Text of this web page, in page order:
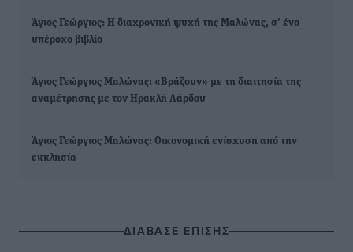
Άγιος Γεώργιος: Η διαχρονική ψυχή της Μαλώνας, σ’ ένα
υπέροχο βιβλίο
Άγιος Γεώργιος Μαλώνας: «Βράζουν» με τη διαιτησία της
αναμέτρησης με τον Ηρακλή Λάρδου
Άγιος Γεώργιος Μαλώνας: Οικονομική ενίσχυση από την
εκκλησία
ΔΙΑΒΑΣΕ ΕΠΙΣΗΣ